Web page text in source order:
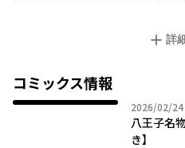
詳
コミックス情報
2026/02/24
八王子名
き】